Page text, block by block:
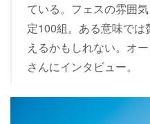
ている。フェスの雰囲
定100組。ある意味で
えるかもしれない。オ
さんにインタビュー。